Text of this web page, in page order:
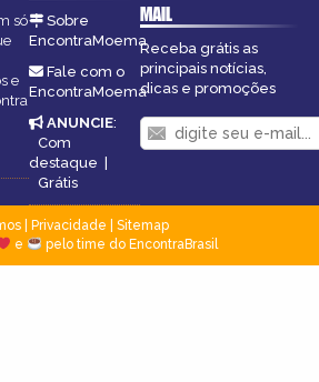
só
e
Sobre
EncontraMoema
Fale com o
EncontraMoema
ANUNCIE:
Com
destaque |
Grátis
MAIL
Receba grátis as
principais notícias,
dicas e promoções
| Privacidade
Sitemap
e pelo time do EncontraBrasil